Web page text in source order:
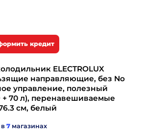
кредит
ELECTROLUX
направляющие, без No
управление, полезный
+ 70 л), перенавешиваемые
см, белый
7 магазинах